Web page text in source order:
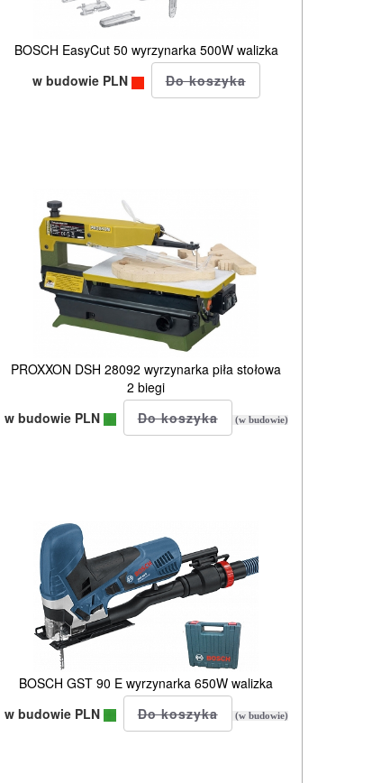
BOSCH EasyCut 50 wyrzynarka 500W walizka
w budowie PLN
PROXXON DSH 28092 wyrzynarka piła stołowa
2 biegi
w budowie PLN
(w budowie)
BOSCH GST 90 E wyrzynarka 650W walizka
w budowie PLN
(w budowie)